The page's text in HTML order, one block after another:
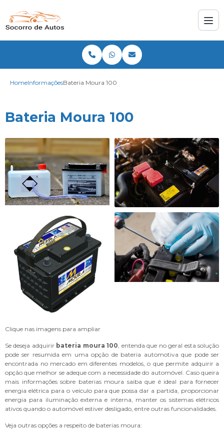
HomeInformaçõesBateria Moura 100
Bateria Moura 100
Clique nas imagens para ampliar
Se deseja adquirir bateria moura 100 , entenda que no geral esta solução
pode ser resumida em uma opção de bateria automotiva que pode ser
encontrada no mercado em diferentes modelos, o que permite adquirir a
opção que melhor se adeque com a necessidade do automóvel. Caso queira
mais informações sobre baterias moura saiba que é ideal para fornecer
energia elétrica para o veículo para que possa dar a partida, proporcionar
energia para iluminação externa e interna, manter os sistemas elétricos
ativos quando o automóvel estiver desligado, entre outras funcionalidades.
Veja outras opções a respeito de baterias moura: